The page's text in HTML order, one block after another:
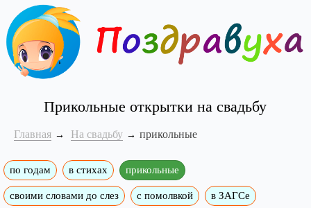
Прикольные открытки на свадьбу
Главная На свадьбу прикольные
по годам в стихах прикольные
своими словами до слез с помолвкой в ЗАГСе